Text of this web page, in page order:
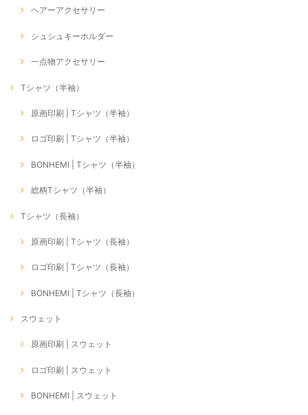
ヘアーアクセサリー
シュシュキーホルダー
一点物アクセサリー
Tシャツ（半袖）
原画印刷 | Tシャツ（半袖）
ロゴ印刷 | Tシャツ（半袖）
BONHEMI | Tシャツ（半袖）
総柄Tシャツ（半袖）
Tシャツ（長袖）
原画印刷 | Tシャツ（長袖）
ロゴ印刷 | Tシャツ（長袖）
BONHEMI | Tシャツ（長袖）
スウェット
原画印刷 | スウェット
ロゴ印刷 | スウェット
BONHEMI | スウェット